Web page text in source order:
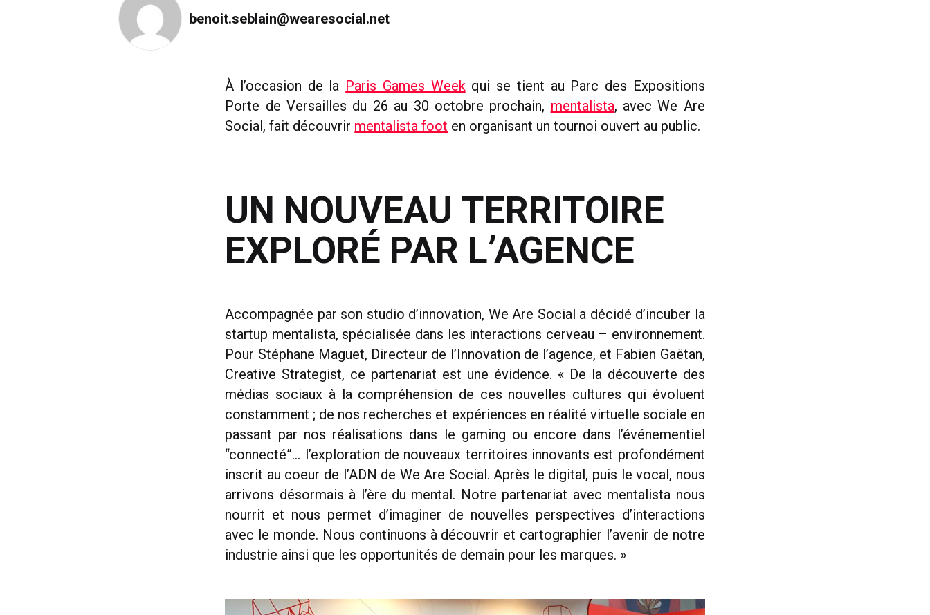
benoit.seblain@wearesocial.net
À l’occasion de la Paris Games Weekqui se tient au Parc des Expositions
Porte de Versailles du 26 au 30 octobre prochain, mentalista, avec We Are
Social, fait découvrir mentalista foot en organisant un tournoi ouvert au public.
UN NOUVEAU TERRITOIRE
EXPLORÉ PAR L’AGENCE
Accompagnée par son studio d’innovation, We Are Social a décidé d’incuber la
startup mentalista, spécialisée dans les interactions cerveau – environnement.
Pour Stéphane Maguet, Directeur de l’Innovation de l’agence, et Fabien Gaëtan,
Creative Strategist, ce partenariat est une évidence. « De la découverte des
médias sociaux à la compréhension de ces nouvelles cultures qui évoluent
constamment ; de nos recherches et expériences en réalité virtuelle sociale en
passant par nos réalisations dans le gaming ou encore dans l’événementiel
“connecté”… l’exploration de nouveaux territoires innovants est profondément
inscrit au coeur de l’ADN de We Are Social. Après le digital, puis le vocal, nous
arrivons désormais à l’ère du mental. Notre partenariat avec mentalista nous
nourrit et nous permet d’imaginer de nouvelles perspectives d’interactions
avec le monde. Nous continuons à découvrir et cartographier l’avenir de notre
industrie ainsi que les opportunités de demain pour les marques. »